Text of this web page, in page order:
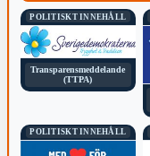
POLITISKT INNEHÅLL
Transparensmeddelande
(TTPA)
POLITISKT INNEHÅLL